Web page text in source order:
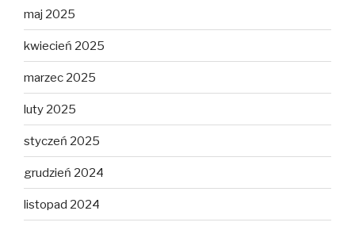
maj 2025
kwiecień 2025
marzec 2025
luty 2025
styczeń 2025
grudzień 2024
listopad 2024